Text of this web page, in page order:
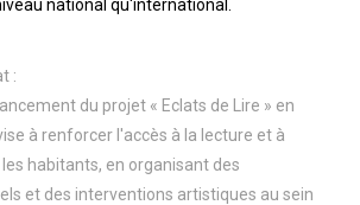
national qu'international.
:
du projet « Eclats de Lire » en
à renforcer l'accès à la lecture et à
habitants, en organisant des
et des interventions artistiques au sein